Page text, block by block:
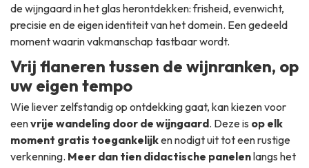
de wijngaard in het glas herontdekken: frisheid, evenwicht,
precisie en de eigen identiteit van het domein. Een gedeeld
moment waarin vakmanschap tastbaar wordt.
Vrij flaneren tussen de wijnranken, op
uw eigen tempo
Wie liever zelfstandig op ontdekking gaat, kan kiezen voor
eenvrije wandeling door de wijngaard. Deze is op elk
moment gratis toegankelijken nodigt uit tot een rustige
verkenning. Meer dan tien didactische panelenlangs het